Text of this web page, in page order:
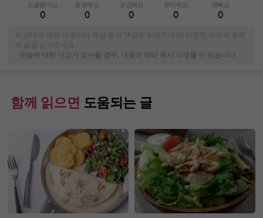
도움됐어요
0
응원해요
0
궁금해요
0
부러워요
0
예뻐요
0
※ 상대에 대한 비방이나 욕설 등의 댓글은 피해주세요! 따뜻한 격려와 응원
의 글을 남겨주세요~
-
댓글에 대한 신고가 접수될 경우, 내용에 따라 즉시 삭제될 수 있습니다.
함께 읽으면 도움되는 글